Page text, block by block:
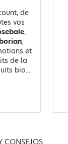
de
vos
,
,
et
de la
bio...
CONSEJOS